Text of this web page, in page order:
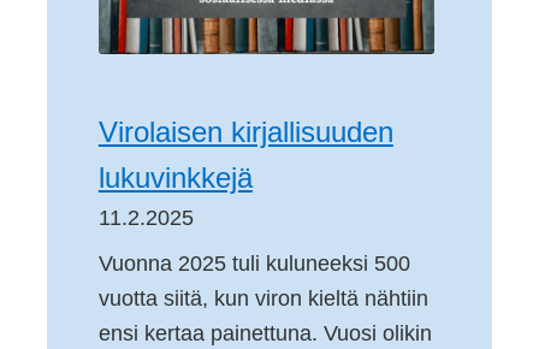
Virolaisen kirjallisuuden
lukuvinkkejä
11.2.2025
Vuonna 2025 tuli kuluneeksi 500
vuotta siitä, kun viron kieltä nähtiin
ensi kertaa painettuna. Vuosi olikin